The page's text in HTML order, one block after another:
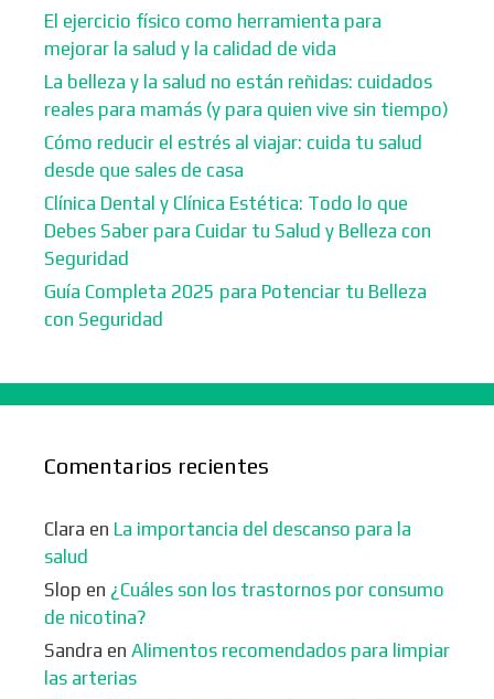
El ejercicio físico como herramienta para
mejorar la salud y la calidad de vida
La belleza y la salud no están reñidas: cuidados
reales para mamás (y para quien vive sin tiempo)
Cómo reducir el estrés al viajar: cuida tu salud
desde que sales de casa
Clínica Dental y Clínica Estética: Todo lo que
Debes Saber para Cuidar tu Salud y Belleza con
Seguridad
Guía Completa 2025 para Potenciar tu Belleza
con Seguridad
Comentarios recientes
Clara en La importancia del descanso para la
salud
Slop en ¿Cuáles son los trastornos por consumo
de nicotina?
Sandra en Alimentos recomendados para limpiar
las arterias